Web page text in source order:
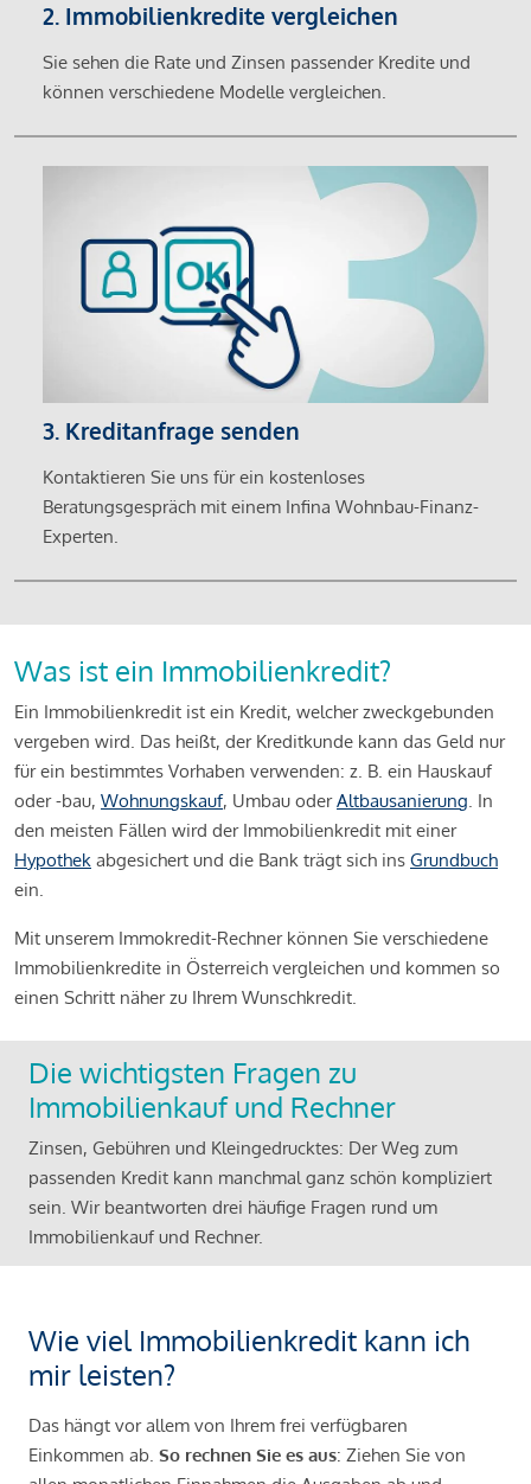
2. Immobilienkredite vergleichen
Sie sehen die Rate und Zinsen passender Kredite und
können verschiedene Modelle vergleichen.
3. Kreditanfrage senden
Kontaktieren Sie uns für ein kostenloses
Beratungsgespräch mit einem Infina Wohnbau-Finanz-
Experten.
Was ist ein Immobilienkredit?
Ein Immobilienkredit ist ein Kredit, welcher zweckgebunden
vergeben wird. Das heißt, der Kreditkunde kann das Geld nur
für ein bestimmtes Vorhaben verwenden: z. B. ein Hauskauf
oder -bau, Wohnungskauf, Umbau oderAltbausanierung. In
den meisten Fällen wird der Immobilienkredit mit einer
Hypothek abgesichert und die Bank trägt sich ins Grundbuch
ein.
Mit unserem Immokredit-Rechner können Sie verschiedene
Immobilienkredite in Österreich vergleichen und kommen so
einen Schritt näher zu Ihrem Wunschkredit.
Die wichtigsten Fragen zu
Immobilienkauf und Rechner
Zinsen, Gebühren und Kleingedrucktes: Der Weg zum
passenden Kredit kann manchmal ganz schön kompliziert
sein. Wir beantworten drei häufige Fragen rund um
Immobilienkauf und Rechner.
Wie viel Immobilienkredit kann ich
mir leisten?
Das hängt vor allem von Ihrem frei verfügbaren
Einkommen ab. So rechnen Sie es aus: Ziehen Sie von